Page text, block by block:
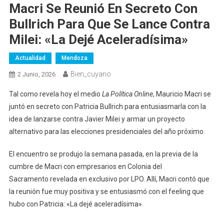
Macri Se Reunió En Secreto Con
Bullrich Para Que Se Lance Contra
Milei: «La Dejé Aceleradísima»
Actualidad Mendoza
2 Junio, 2026 Bien_cuyano
Tal como revela hoy el medio La Política Online, Mauricio Macri se
juntó en secreto con Patricia Bullrich para entusiasmarla con la
idea de lanzarse contra Javier Milei y armar un proyecto
alternativo para las elecciones presidenciales del año próximo.
El encuentro se produjo la semana pasada, en la previa de la
cumbre de Macri con empresarios en Colonia del
Sacramento revelada en exclusivo por LPO. Allí, Macri contó que
la reunión fue muy positiva y se entusiasmó con el feeling que
hubo con Patricia: «La dejé aceleradísima».